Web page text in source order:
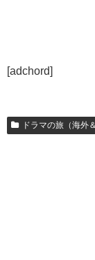
[adchord]
ドラマの旅（海外